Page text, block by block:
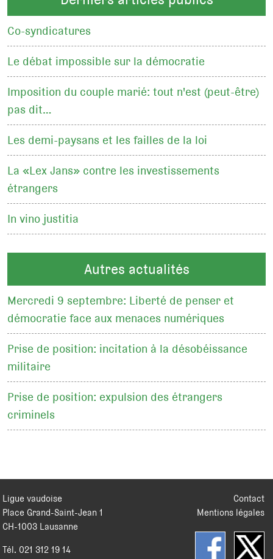
Co-syndicatures
Le débat impossible sur la démocratie
Imposition du couple marié: tout n'est (peut-être)
pas dit…
Les demi-paysans et les failles de la loi
La «Lex Jans» contre les investissements
étrangers
In vino justitia
Autres actualités
Mercredi 9 septembre: Liberté de penser et
démocratie face aux menaces numériques
Prise de position: incitation à la désobéissance
militaire
Prise de position: expulsion des étrangers
criminels
Contact
Mentions légales
Ligue vaudoise
Place Grand-Saint-Jean 1
CH-1003 Lausanne
Tél. 021 312 19 14